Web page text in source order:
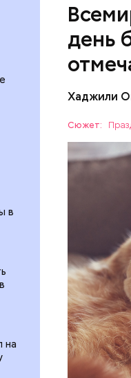
в
на
день
Хаджили
Сюжет:
фонд
любовь и